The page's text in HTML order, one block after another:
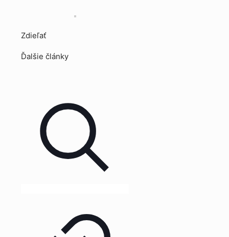
Zdieľať
Ďalšie články